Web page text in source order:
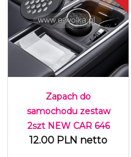
Zapach do
samochodu zestaw
2szt NEW CAR 646
12.00 PLN netto